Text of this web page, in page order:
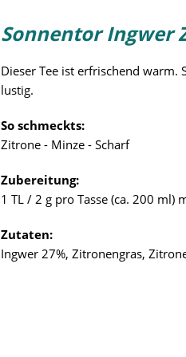
Sonnentor Ingwer
Dieser Tee ist erfrischend warm.
lustig.
So schmeckts:
Zitrone - Minze - Scharf
Zubereitung:
1 TL / 2 g pro Tasse (ca. 200
Zutaten:
Ingwer 27%, Zitronengras,